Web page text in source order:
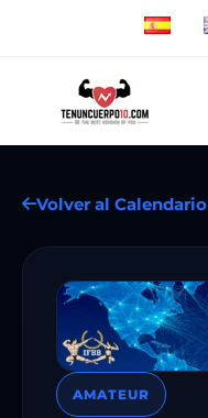
Volver al Calendario
AMATEUR